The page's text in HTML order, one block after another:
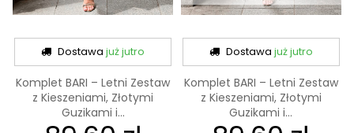
Dostawajuż jutro
Komplet BARI – Letni Zestaw
z Kieszeniami, Złotymi
Guzikami i...
Dostawa już jutro
Komplet BARI – Letni Zestaw
z Kieszeniami, Złotymi
Guzikami i...